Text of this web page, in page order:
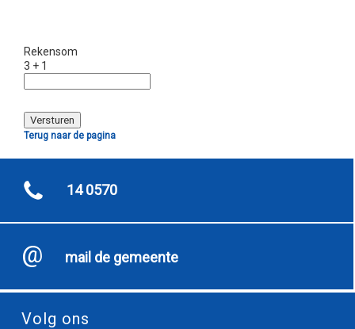
Rekensom
3 + 1
Terug naar de pagina
14 0570
mail de gemeente
Volg ons